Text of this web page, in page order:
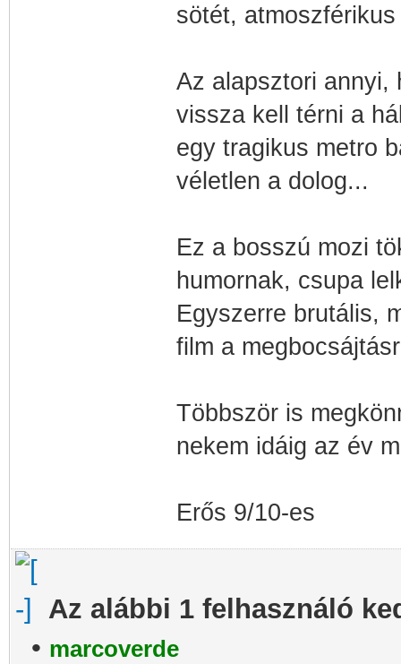
sötét,
Az alapsztori annyi,
vissza kell térni a
egy tragikus metro
véletlen a dolog...
Ez a bosszú mozi
humornak, csupa
Egyszerre brutális,
film a
Többször is
nekem idáig az év
Erős 9/10-es
Az alábbi 1 felhasználó
• marcoverde